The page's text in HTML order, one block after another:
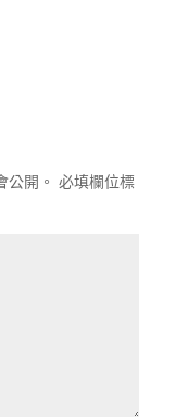
開。 必填欄位標